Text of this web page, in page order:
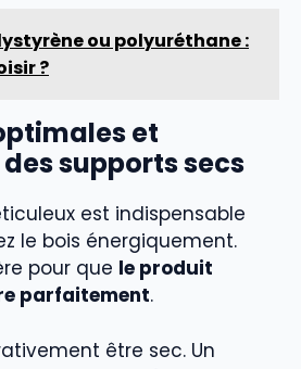
ou polyuréthane :
?
et
supports secs
est indispensable
le bois énergiquement.
pour que le produit
parfaitement.
être sec. Un